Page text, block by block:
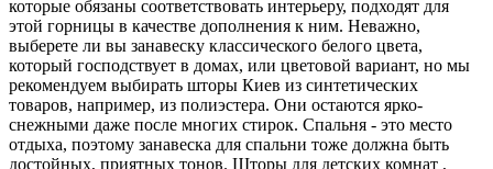
которые обязаны соответствовать интерьеру, подходят для
этой горницы в качестве дополнения к ним. Неважно,
выберете ли вы занавеску классического белого цвета,
который господствует в домах, или цветовой вариант, но мы
рекомендуем выбирать шторы Киев из синтетических
товаров, например, из полиэстера. Они остаются ярко-
снежными даже после многих стирок. Спальня - это место
отдыха, поэтому занавеска для спальни тоже должна быть
достойных, приятных тонов. Шторы для детских комнат ,